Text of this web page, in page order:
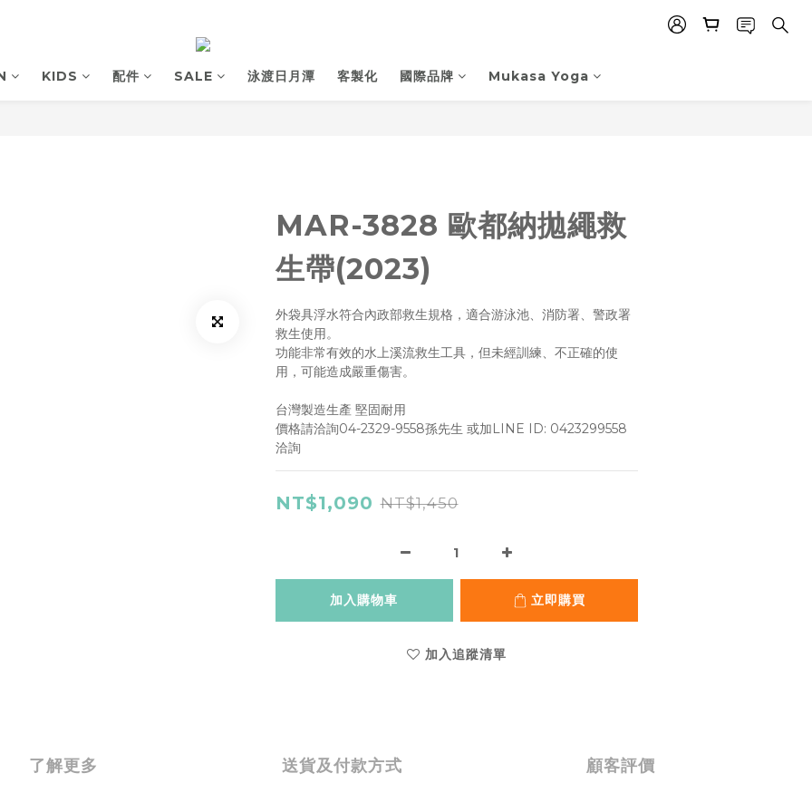
KIDS 配件 SALE 泳渡日月潭 客製化 國際品牌 Mukasa Yoga
MAR-3828 歐都納拋繩救
生帶(2023)
外袋具浮水符合內政部救生規格，適合游泳池、消防署、警政署
救生使用。
功能非常有效的水上溪流救生工具，但未經訓練、不正確的使
用，可能造成嚴重傷害。
台灣製造生產 堅固耐用
價格請洽詢04-2329-9558孫先生 或加LINE ID: 0423299558
洽詢
NT$1,090 NT$1,450
加入購物車 立即購買
加入追蹤清單
了解更多 送貨及付款方式 顧客評價